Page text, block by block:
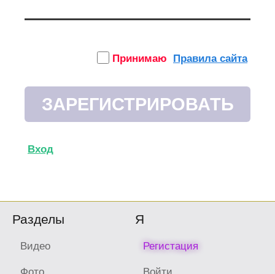
Принимаю Правила сайта
Вход
Разделы
Видео
Я
Регистация